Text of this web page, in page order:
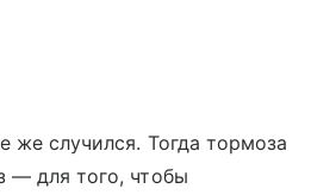
же случился. Тогда тормоза
— для того, чтобы